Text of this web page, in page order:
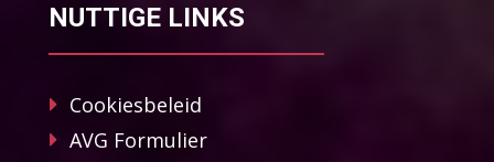
NUTTIGE LINKS
Cookiesbeleid
AVG Formulier